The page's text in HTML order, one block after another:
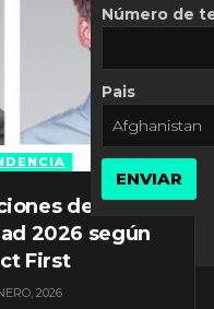
de
2026 según
First
2026
Número de
Pais
ENVIAR